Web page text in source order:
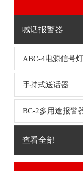
喊话报警器
ABC-4电源信号灯
手持式送话器
BC-2多用途报警
查看全部